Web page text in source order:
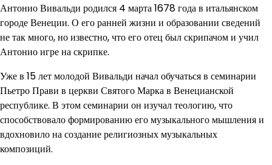
Антонио Вивальди родился 4 марта 1678 года в итальянском
городе Венеции. О его ранней жизни и образовании сведений
не так много, но известно, что его отец был скрипачом и учил
Антонио игре на скрипке.
Уже в 15 лет молодой Вивальди начал обучаться в семинарии
Пьетро Прави в церкви Святого Марка в Венецианской
республике. В этом семинарии он изучал теологию, что
способствовало формированию его музыкального мышления и
вдохновило на создание религиозных музыкальных
композиций.